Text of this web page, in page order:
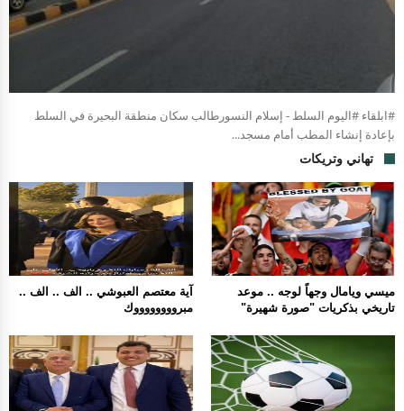
#ابلقاء #اليوم السلط - إسلام النسورطالب سكان منطقة البحيرة في السلط
بإعادة إنشاء المطب أمام مسجد...
تهاني وتريكات
آية معتصم العبوشي .. الف .. الف ..
مبرووووووووك
ميسي ويامال وجهاً لوجه .. موعد
تاريخي بذكريات "صورة شهيرة"